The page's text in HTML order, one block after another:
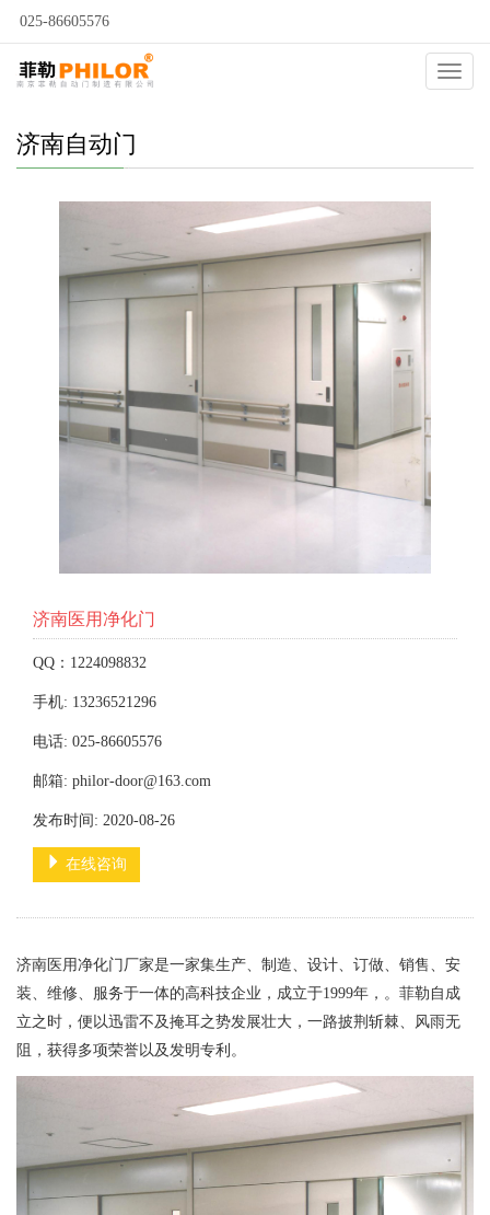
025-86605576
自动门
济南自动门
济南医用净化门
QQ：1224098832
手机: 13236521296
电话: 025-86605576
邮箱: philor-door@163.com
发布时间: 2020-08-26
在线咨询
济南医用净化门厂家是一家集生产、制造、设计、订做、销售、安
装、维修、服务于一体的高科技企业，成立于1999年，。菲勒自成
立之时，便以迅雷不及掩耳之势发展壮大，一路披荆斩棘、风雨无
阻，获得多项荣誉以及发明专利。